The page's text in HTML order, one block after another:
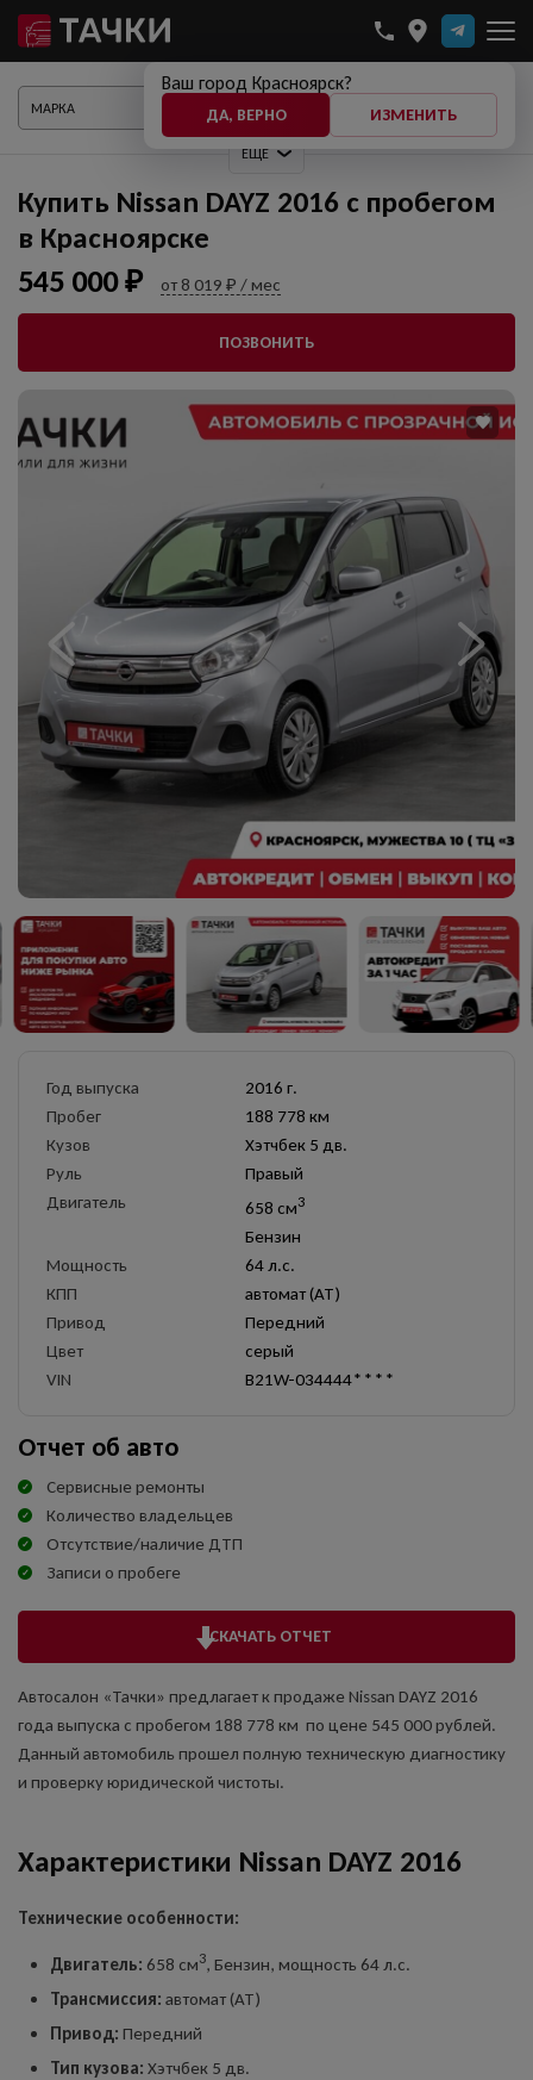
Ваш город Красноярск?
ДА, ВЕРНО ИЗМЕНИТЬ
ЕЩЕ
ПОКАЗАТЬ АВТО
Купить Nissan DAYZ 2016 с пробегом
в Красноярске
545 000 ₽ от 8 019 ₽ / мес
ПОЗВОНИТЬ
Год выпуска
2016 г.
Пробег
188 778 км
Кузов
Хэтчбек 5 дв.
Руль
Правый
Двигатель
658 см3
Бензин
Мощность
64 л.с.
КПП
автомат (AT)
Привод
Передний
Цвет
серый
VIN
B21W-034444****
Отчет об авто
Сервисные ремонты
Количество владельцев
Отсутствие/наличие ДТП
Записи о пробеге
СКАЧАТЬ ОТЧЕТ
Автосалон «Тачки» предлагает к продаже Nissan DAYZ 2016
года выпуска с пробегом 188 778 км по цене 545 000 рублей.
Данный автомобиль прошел полную техническую диагностику
и проверку юридической чистоты.
Характеристики Nissan DAYZ 2016
Технические особенности:
Двигатель: 658 см3, Бензин, мощность 64 л.с.
Трансмиссия: автомат (AT)
Привод: Передний
Тип кузова: Хэтчбек 5 дв.